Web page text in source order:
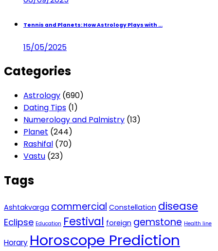
Tennis and Planets: How Astrology Plays with ...
15/05/2025
Categories
Astrology (690)
Dating Tips (1)
Numerology and Palmistry (13)
Planet (244)
Rashifal (70)
Vastu (23)
Tags
Ashtakvarga commercial Constellation disease
Eclipse Education Festival foreign gemstone Health line
Horary Horoscope Prediction